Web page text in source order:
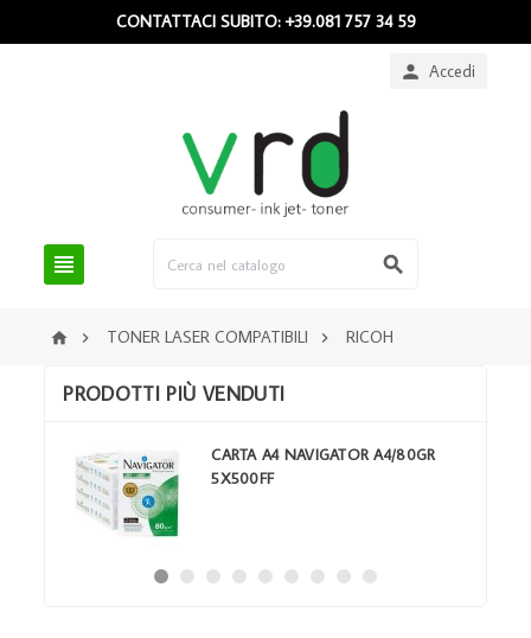
CONTATTACI SUBITO: +39.081 757 34 59
 Accedi
 
  TONER LASER COMPATIBILI  RICOH
PRODOTTI PIÙ VENDUTI
CARTA A4 NAVIGATOR A4/80GR
5X500FF